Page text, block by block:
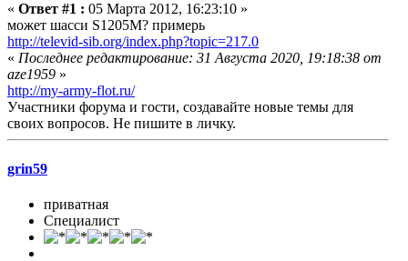
« Ответ #1 : 05 Марта 2012, 16:23:10 »
может шасси S1205M? примерь
http://televid-sib.org/index.php?topic=217.0
« Последнее редактирование: 31 Августа 2020, 19:18:38 от
aze1959 »
http://my-army-flot.ru/
Участники форума и гости, создавайте новые темы для
своих вопросов. Не пишите в личку.
grin59
приватная
Специалист